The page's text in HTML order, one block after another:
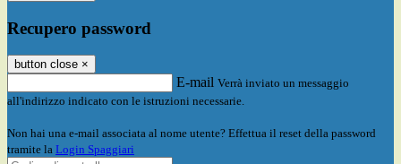
Recupero password
button close ×
E-mail Verrà inviato un messaggio
all'indirizzo indicato con le istruzioni necessarie.
Non hai una e-mail associata al nome utente? Effettua il reset della password
tramite la Login Spaggiari